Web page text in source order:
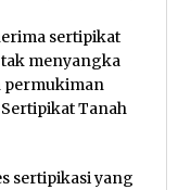
sertipikat
menyangka
permukiman
Tanah
sertipikasi yang